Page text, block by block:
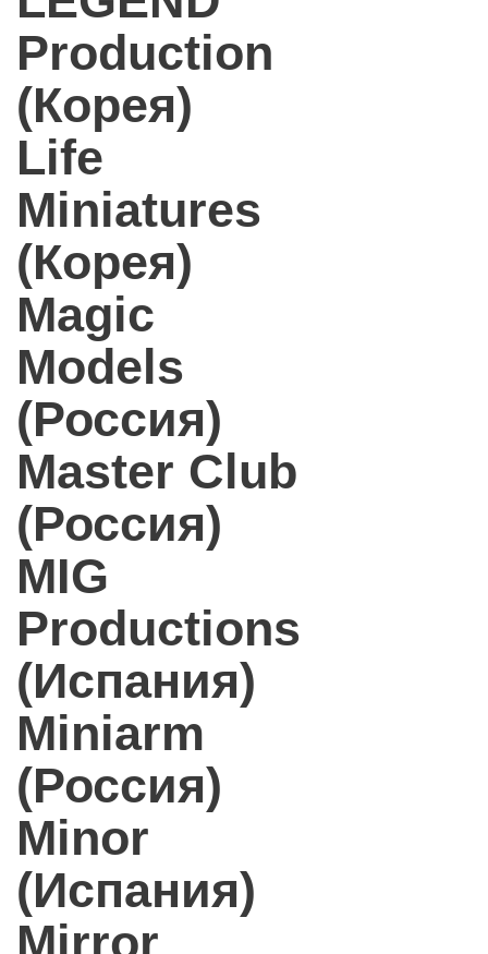
Production
(Корея)
Life
Miniatures
(Корея)
Magic
Models
(Россия)
Master Club
(Россия)
MIG
Productions
(Испания)
Miniarm
(Россия)
Minor
(Испания)
Mirror